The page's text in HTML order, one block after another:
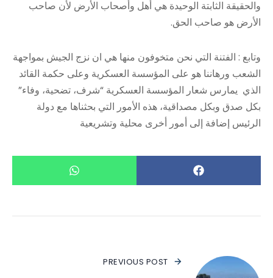
والحقيقة الثابتة الوحيدة هي أهل وأصحاب الأرض لأن صاحب
الأرض هو صاحب الحق.
وتابع : ​الفتنة التي نحن متخوفون منها هي ان نزج الجيش بمواجهة
الشعب ورهاننا هو على المؤسسة العسكرية وعلى حكمة القائد
الذي يمارس شعار المؤسسة العسكرية “شرف، تضحية، وفاء”
بكل صدق وبكل مصداقية، هذه الأمور التي بحثناها مع دولة
الرئيس إضافة إلى أمور أخرى محلية وتشريعية
PREVIOUS POST